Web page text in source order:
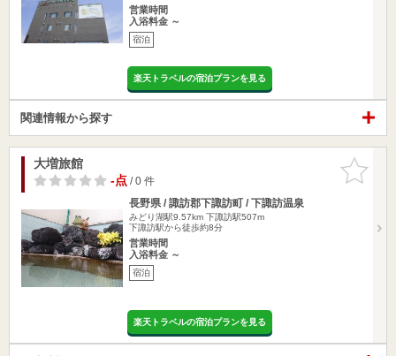
営業時間
入浴料金 ～
宿泊
楽天トラベルの宿泊プランを見る
関連情報から探す
お気に入
りに追加
大増旅館
-点/ 0 件
長野県 / 諏訪郡下諏訪町 / 下諏訪温泉
みどり湖駅9.57km 下諏訪駅507m
下諏訪駅から徒歩約8分
営業時間
入浴料金 ～
宿泊
楽天トラベルの宿泊プランを見る